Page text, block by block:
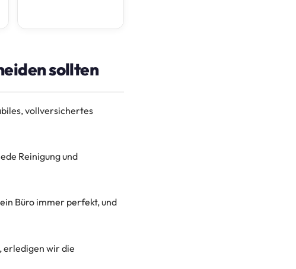
sollten
vollversichertes
Reinigung und
Büro immer perfekt, und
erledigen wir die